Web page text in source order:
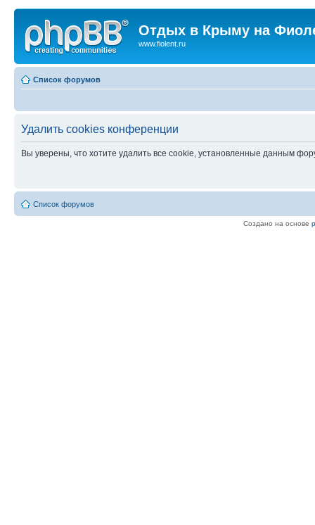
Отдых в Крыму на
www.fiolent.ru
Список форумов
Удалить cookies конференции
Вы уверены, что хотите удалить все cookie, установленные данным
Список форумов
Создано на основе